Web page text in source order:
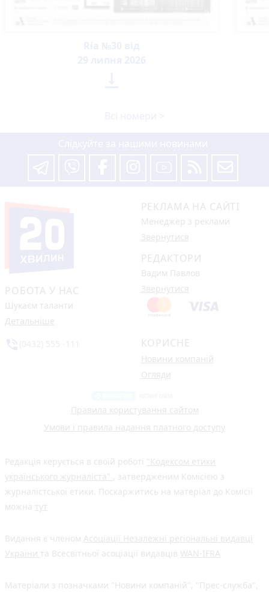
РОБОТА У НАС
Шукаєм таланти
Детальніше
РЕКЛАМА НА САЙТІ
Менеджер з реклами
Звернутися
РЕДАКТОРИ
Вадим Павлов
Звернутися
КОРИСНЕ
Новини компаній
Огляди
Правила користування сайтом
Умови і правила надання платного доступу
Редакція керується в своїй роботі "Кодексом етики
українського журналіста" , затвердженим Комісією з
журналістської етики. Поскаржитись на матеріал до Комісії
можна тут
Видання є членом Асоціації Незалежні регіональні видавці
України та Всесвітньої асоціації видавців WAN-IFRA
Матеріали з позначками "Новини компаній", "Прес-служба",